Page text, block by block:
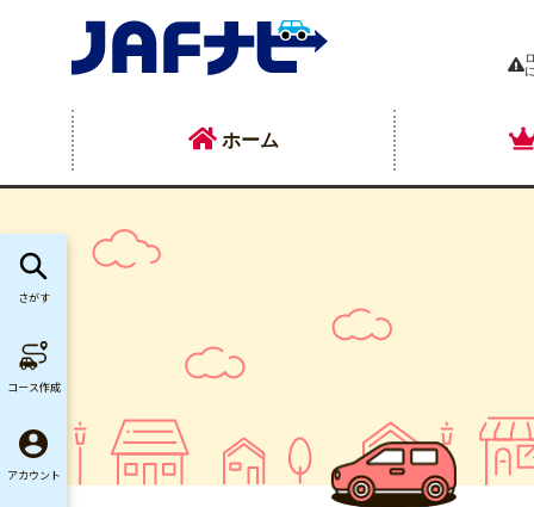
ホーム
さがす
コース作成
アカウント